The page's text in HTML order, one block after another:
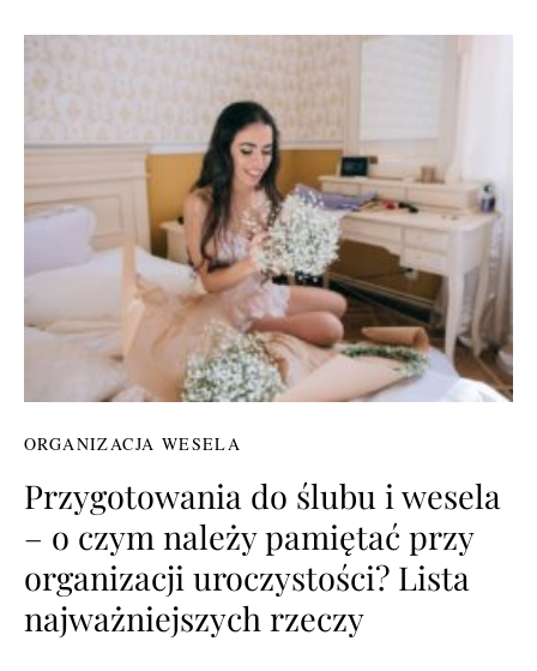
ORGANIZACJA WESELA
Przygotowania do ślubu i wesela
– o czym należy pamiętać przy
organizacji uroczystości? Lista
najważniejszych rzeczy